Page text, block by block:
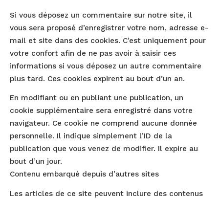
Si vous déposez un commentaire sur notre site, il
vous sera proposé d’enregistrer votre nom, adresse e-
mail et site dans des cookies. C’est uniquement pour
votre confort afin de ne pas avoir à saisir ces
informations si vous déposez un autre commentaire
plus tard. Ces cookies expirent au bout d’un an.
En modifiant ou en publiant une publication, un
cookie supplémentaire sera enregistré dans votre
navigateur. Ce cookie ne comprend aucune donnée
personnelle. Il indique simplement l’ID de la
publication que vous venez de modifier. Il expire au
bout d’un jour.
Contenu embarqué depuis d’autres sites
Les articles de ce site peuvent inclure des contenus